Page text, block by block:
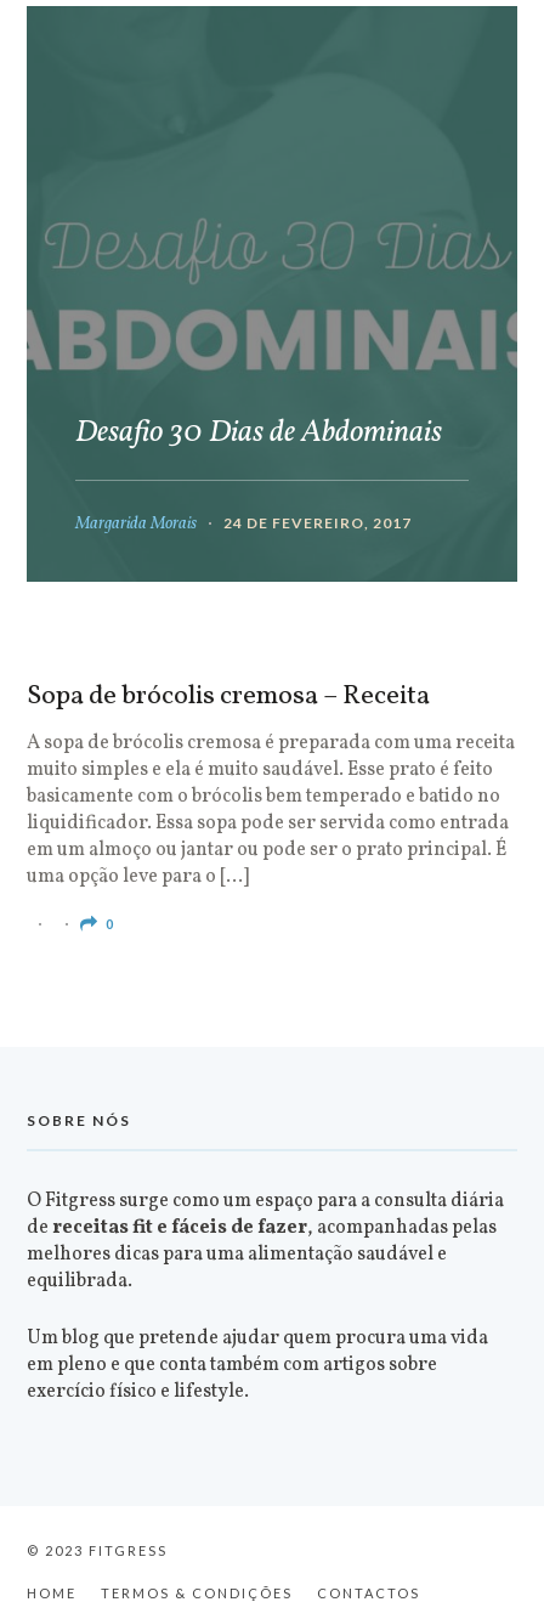
Desafio 30 Dias de Abdominais
Margarida Morais 24 DE FEVEREIRO, 2017
Sopa de brócolis cremosa – Receita
A sopa de brócolis cremosa é preparada com uma receita
muito simples e ela é muito saudável. Esse prato é feito
basicamente com o brócolis bem temperado e batido no
liquidificador. Essa sopa pode ser servida como entrada
em um almoço ou jantar ou pode ser o prato principal. É
uma opção leve para o […]
0
SOBRE NÓS
O Fitgress surge como um espaço para a consulta diária
dereceitas fit e fáceis de fazer, acompanhadas pelas
melhores dicas para uma alimentação saudável e
equilibrada.
Um blog que pretende ajudar quem procura uma vida
em pleno e que conta também com artigos sobre
exercício físico e lifestyle.
© 2023 FITGRESS
HOME TERMOS & CONDIÇÕES CONTACTOS